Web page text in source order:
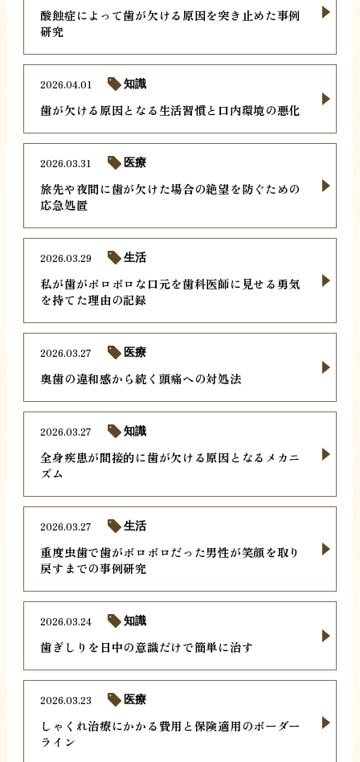
酸蝕症によって歯が欠ける原因を突き止めた事例
研究
歯が欠ける原因となる生活習慣と口内環境の悪化
2026.04.01 知識
旅先や夜間に歯が欠けた場合の絶望を防ぐための
応急処置
2026.03.31 医療
私が歯がボロボロな口元を歯科医師に見せる勇気
を持てた理由の記録
2026.03.29 生活
奥歯の違和感から続く頭痛への対処法
2026.03.27 医療
全身疾患が間接的に歯が欠ける原因となるメカニ
ズム
2026.03.27 知識
重度虫歯で歯がボロボロだった男性が笑顔を取り
戻すまでの事例研究
2026.03.27 生活
歯ぎしりを日中の意識だけで簡単に治す
2026.03.24 知識
しゃくれ治療にかかる費用と保険適用のボーダー
ライン
2026.03.23 医療